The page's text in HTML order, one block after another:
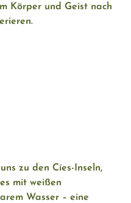
Körper und Geist nach
zu den Cíes-Inseln,
mit weißen
Wasser – eine